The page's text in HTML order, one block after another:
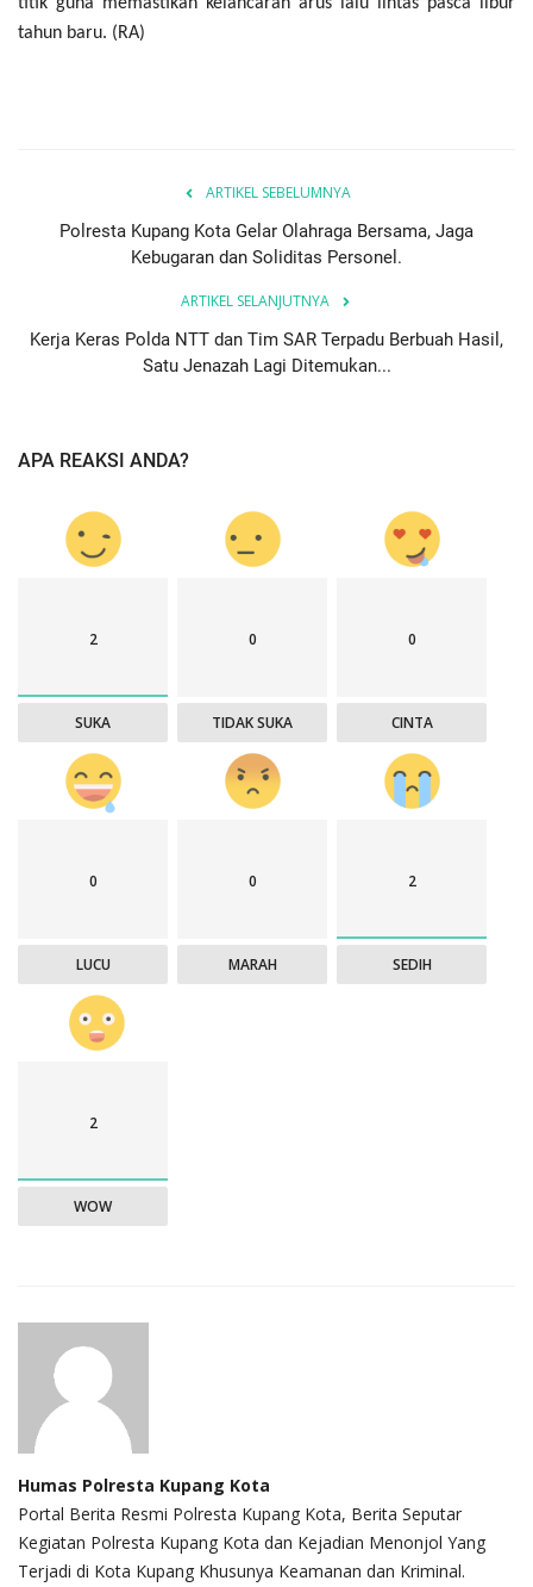
titik guna memastikan kelancaran arus lalu lintas pasca libur
tahun baru. (RA)
ARTIKEL SEBELUMNYA
Polresta Kupang Kota Gelar Olahraga Bersama, Jaga
Kebugaran dan Soliditas Personel.
ARTIKEL SELANJUTNYA
Kerja Keras Polda NTT dan Tim SAR Terpadu Berbuah Hasil,
Satu Jenazah Lagi Ditemukan...
APA REAKSI ANDA?
2
SUKA
0
TIDAK SUKA
0
CINTA
0
LUCU
0
MARAH
2
SEDIH
2
WOW
Humas Polresta Kupang Kota
Portal Berita Resmi Polresta Kupang Kota, Berita Seputar
Kegiatan Polresta Kupang Kota dan Kejadian Menonjol Yang
Terjadi di Kota Kupang Khusunya Keamanan dan Kriminal.